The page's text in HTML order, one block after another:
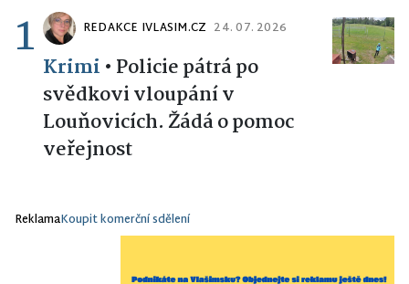
1 REDAKCE IVLASIM.CZ 24. 07. 2026
Krimi • Policie pátrá po
svědkovi vloupání v
Louňovicích. Žádá o pomoc
veřejnost
ReklamaKoupit komerční sdělení